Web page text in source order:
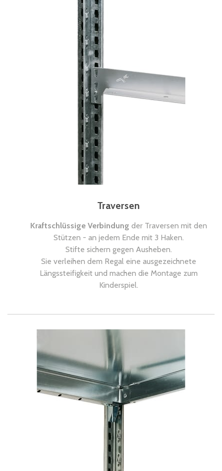
Traversen
Kraftschlüssige Verbindung der Traversen mit den
Stützen - an jedem Ende mit 3 Haken.
Stifte sichern gegen Ausheben.
Sie verleihen dem Regal eine ausgezeichnete
Längssteifigkeit und machen die Montage zum
Kinderspiel.